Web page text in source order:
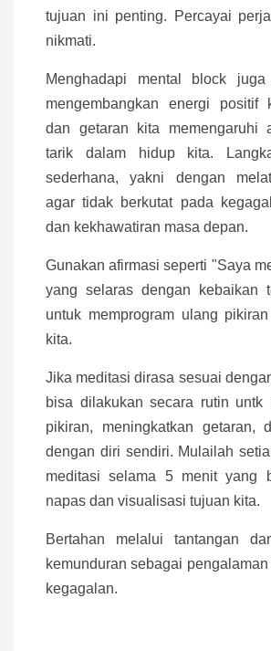
tujuan ini penting. Percayai
nikmati.
Menghadapi mental block
mengembangkan energi positif
dan getaran kita memengaruhi
tarik dalam hidup kita.
sederhana, yakni dengan
agar tidak berkutat pada
dan kekhawatiran masa depan.
Gunakan afirmasi seperti "Saya
yang selaras dengan kebaikan
untuk memprogram ulang
kita.
Jika meditasi dirasa sesuai
bisa dilakukan secara rutin untk
pikiran, meningkatkan getaran,
dengan diri sendiri. Mulailah
meditasi selama 5 menit yang
napas dan visualisasi tujuan kita.
Bertahan melalui tantangan
kemunduran sebagai
kegagalan.